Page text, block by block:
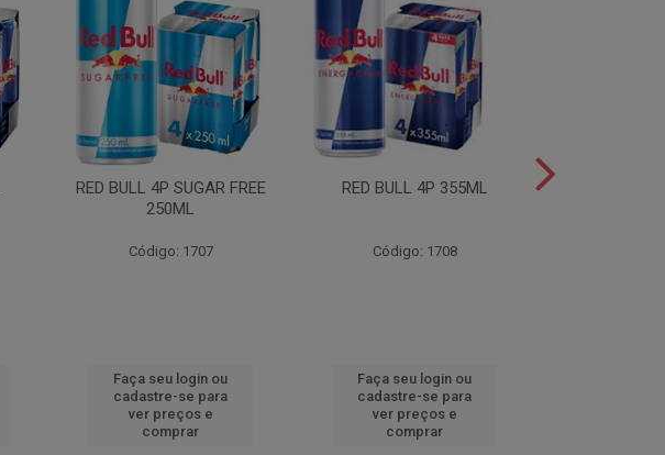
RED BULL 4P SUGAR FREE
250ML
Código: 1707
Faça seu login ou
cadastre-se para
ver preços e
comprar
RED BULL 4P 355ML
Código: 1708
Faça seu login ou
cadastre-se para
ver preços e
comprar